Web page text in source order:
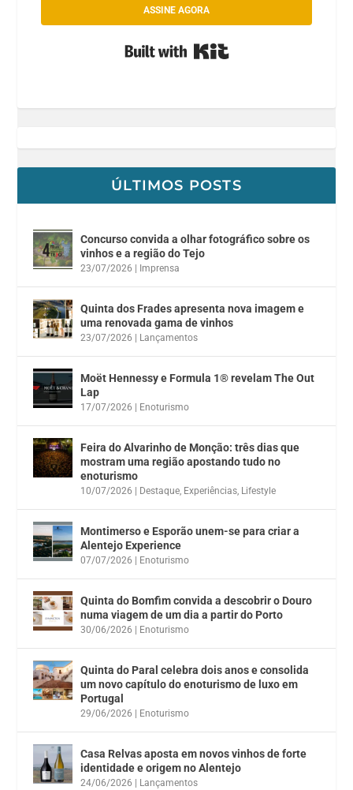
ASSINE AGORA
ÚLTIMOS POSTS
Concurso convida a olhar fotográfico sobre os
vinhos e a região do Tejo
23/07/2026 Imprensa
Quinta dos Frades apresenta nova imagem e
uma renovada gama de vinhos
23/07/2026 Lançamentos
Moët Hennessy e Formula 1® revelam The Out
Lap
17/07/2026 Enoturismo
Feira do Alvarinho de Monção: três dias que
mostram uma região apostando tudo no
enoturismo
10/07/2026 Destaque, Experiências, Lifestyle
Montimerso e Esporão unem-se para criar a
Alentejo Experience
07/07/2026 Enoturismo
Quinta do Bomfim convida a descobrir o Douro
numa viagem de um dia a partir do Porto
30/06/2026 Enoturismo
Quinta do Paral celebra dois anos e consolida
um novo capítulo do enoturismo de luxo em
Portugal
29/06/2026 Enoturismo
Casa Relvas aposta em novos vinhos de forte
identidade e origem no Alentejo
24/06/2026 Lançamentos